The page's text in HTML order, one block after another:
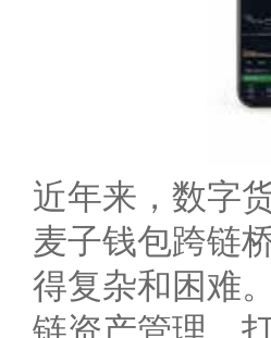
近年来，数字
麦子钱包跨链
得复杂和困难